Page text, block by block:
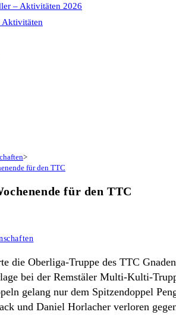
– Aktivitäten 2026
>
für den TTC
für den TTC
die Oberliga-Truppe des TTC
bei der Remstäler Multi-Kulti-
gelang nur dem Spitzendoppel
und Daniel Horlacher verloren